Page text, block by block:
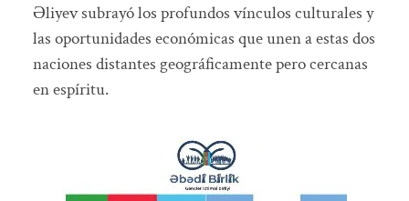
Əliyev subrayó los profundos vínculos culturales y
las oportunidades económicas que unen a estas dos
naciones distantes geográficamente pero cercanas
en espíritu.